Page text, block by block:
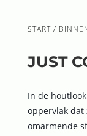
START/
JUST
In de
oppervlak dat
omarmende